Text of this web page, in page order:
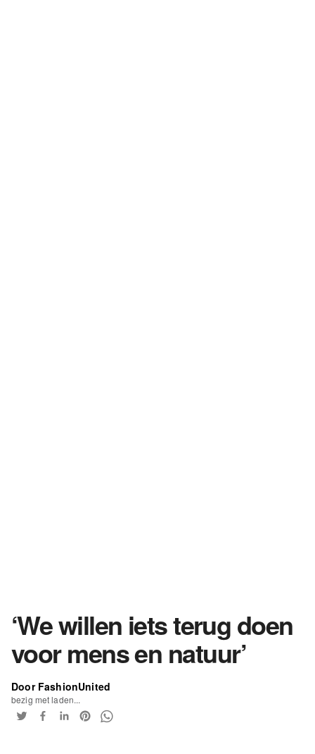
‘We willen iets terug doen
voor mens en natuur’
Door FashionUnited
bezig met laden...